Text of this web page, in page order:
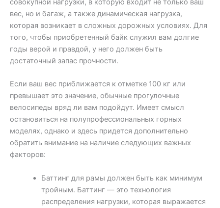
совокупной нагрузки, в которую входит не только ваш
вес, но и багаж, а также динамическая нагрузка,
которая возникает в сложных дорожных условиях. Для
того, чтобы приобретенный байк служил вам долгие
годы верой и правдой, у него должен быть
достаточный запас прочности.
Если ваш вес приближается к отметке 100 кг или
превышает это значение, обычные прогулочные
велосипеды вряд ли вам подойдут. Имеет смысл
остановиться на полупрофессиональных горных
моделях, однако и здесь придется дополнительно
обратить внимание на наличие следующих важных
факторов:
Баттинг для рамы должен быть как минимум
тройным. Баттинг — это технология
распределения нагрузки, которая выражается